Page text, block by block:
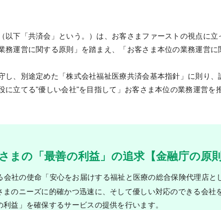
下「共済会」という。）は、お客さまファーストの視点に立
務運営に関する原則」を踏まえ、「お客さま本位の業務運営に
し、別途定めた「株式会社福祉医療共済会基本指針」に則り、
に立てる"優しい会社"を目指して」お客さま本位の業務運営を
の「最善の利益」の追求【金融庁の原則
会社の使命「安心をお届けする福祉と医療の総合保険代理店と
まのニーズに的確かつ迅速に、そして優しい対応のできる会社
益」を確保するサービスの提供を行います。